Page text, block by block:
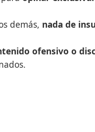
demás, nada de
ofensivo o